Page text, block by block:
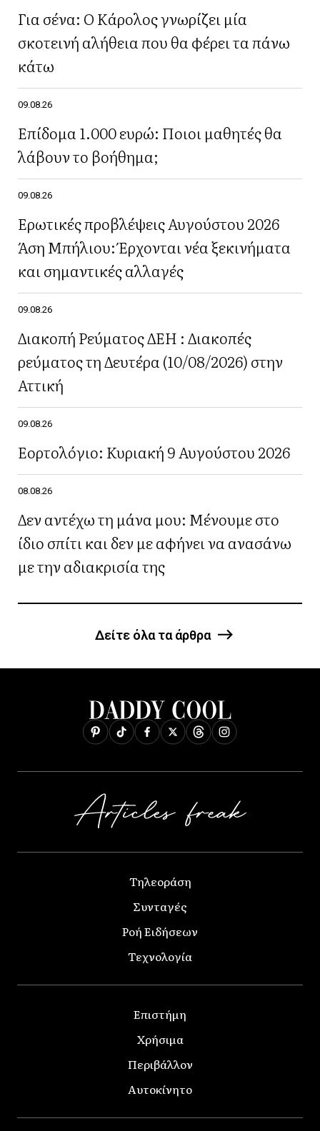
Για σένα: Ο Κάρολος γνωρίζει μία
σκοτεινή αλήθεια που θα φέρει τα πάνω
κάτω
09.08.26
Επίδομα 1.000 ευρώ: Ποιοι μαθητές θα
λάβουν το βοήθημα;
09.08.26
Ερωτικές προβλέψεις Αυγούστου 2026
Άση Μπήλιου: Έρχονται νέα ξεκινήματα
και σημαντικές αλλαγές
09.08.26
Διακοπή Ρεύματος ΔΕΗ : Διακοπές
ρεύματος τη Δευτέρα (10/08/2026) στην
Αττική
09.08.26
Εορτολόγιο: Κυριακή 9 Αυγούστου 2026
08.08.26
Δεν αντέχω τη μάνα μου: Μένουμε στο
ίδιο σπίτι και δεν με αφήνει να ανασάνω
με την αδιακρισία της
Δείτε όλα τα άρθρα
Τηλεοράση
Συνταγές
Ροή Ειδήσεων
Τεχνολογία
Επιστήμη
Χρήσιμα
Περιβάλλον
Αυτοκίνητο